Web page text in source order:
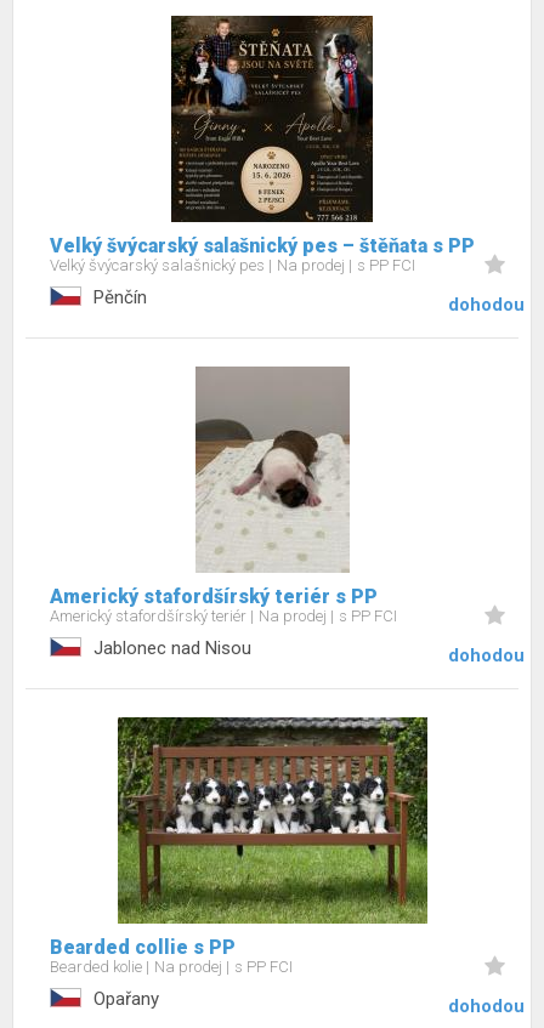
Velký švýcarský salašnický pes – štěňata s PP
Velký švýcarský salašnický pes Na prodej s PP FCI
Pěnčín dohodou
Americký stafordšírský teriér s PP
Americký stafordšírský teriér Na prodej s PP FCI
Jablonec nad Nisou dohodou
Bearded collie s PP
Bearded kolie Na prodej s PP FCI
Opařany dohodou